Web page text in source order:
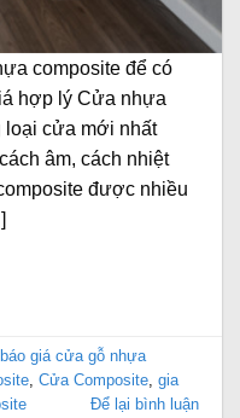
composite để có
hợp lý Cửa nhựa
loại cửa mới nhất
âm, cách nhiệt
được nhiều
báo giá cửa gỗ nhựa
,Cửa Composite,gia
Để lại bình luận